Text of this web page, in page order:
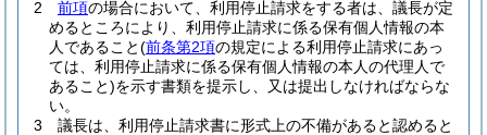
2
前項の場合において、利用停止請求をする者は、議長が定
めるところにより、利用停止請求に係る保有個人情報の本
人であること(前条第2項の規定による利用停止請求にあっ
ては、利用停止請求に係る保有個人情報の本人の代理人で
あること)を示す書類を提示し、又は提出しなければならな
い。
3
議長は、利用停止請求書に形式上の不備があると認めると